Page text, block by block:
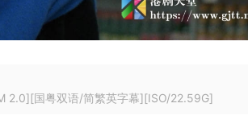
2.0][国粤双语/简繁英字幕][ISO/22.59G]